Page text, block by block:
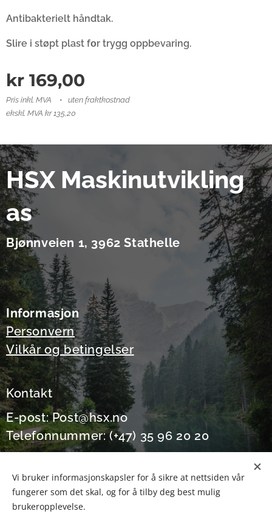
Antibakterielt håndtak.
Slire i støpt plast fоr trygg oppbevaring.
kr 169,00
Pris inkl. MVA
uten fraktkostnad
ekskl. MVA kr 135,20
HSX Maskinutvikling
as
Bjønnveien 1, 3962 Stathelle
Informasjon
Personvern
Vilkår og betingelser
Kontakt
E-post: Post@hsx.no
Telefonnummer: (+47) 35 96 20 20
Informasjonskapsler
Vi bruker informasjonskapsler for å sikre at nettsiden vår
fungerer som det skal, og for å tilby deg best mulig
brukeropplevelse.